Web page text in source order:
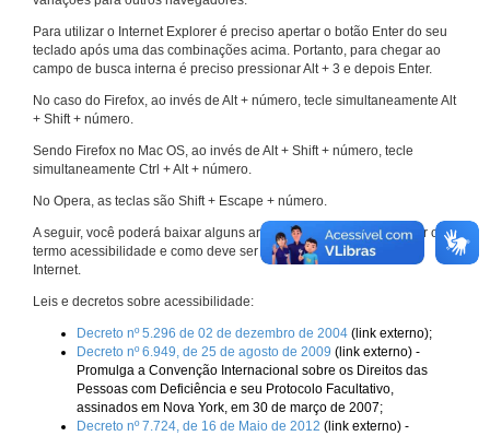
Para utilizar o Internet Explorer é preciso apertar o botão Enter do seu
teclado após uma das combinações acima. Portanto, para chegar ao
campo de busca interna é preciso pressionar Alt + 3 e depois Enter.
No caso do Firefox, ao invés de Alt + número, tecle simultaneamente Alt
+ Shift + número.
Sendo Firefox no Mac OS, ao invés de Alt + Shift + número, tecle
simultaneamente Ctrl + Alt + número.
No Opera, as teclas são Shift + Escape + número.
A seguir, você poderá baixar alguns arquivos que explicam melhor o
termo acessibilidade e como deve ser implementado nos sites da
Internet.
Leis e decretos sobre acessibilidade:
Decreto nº 5.296 de 02 de dezembro de 2004 (link externo);
Decreto nº 6.949, de 25 de agosto de 2009 (link externo) -
Promulga a Convenção Internacional sobre os Direitos das
Pessoas com Deficiência e seu Protocolo Facultativo,
assinados em Nova York, em 30 de março de 2007;
Decreto nº 7.724, de 16 de Maio de 2012 (link externo) -